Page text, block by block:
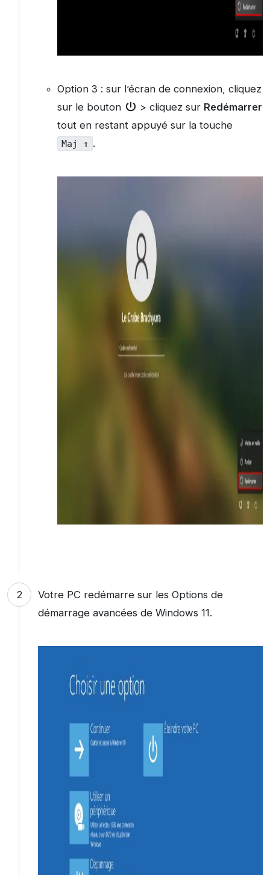
Option 3 : sur l’écran de connexion, cliquez
sur le bouton
> cliquez sur Redémarrer
tout en restant appuyé sur la touche
Maj ⇑ .
Votre PC redémarre sur les Options de
démarrage avancées de Windows 11.